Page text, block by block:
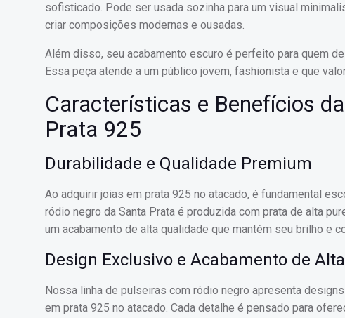
sofisticado. Pode ser usada sozinha para um visual
criar composições modernas e ousadas.
Além disso, seu acabamento escuro é perfeito para quem
Essa peça atende a um público jovem, fashionista e que
Características e Benefícios
Prata 925
Durabilidade e Qualidade Premium
Ao adquirir joias em prata 925 no atacado, é fundamental
ródio negro da Santa Prata é produzida com prata de alta
um acabamento de alta qualidade que mantém seu brilho e
Design Exclusivo e Acabamento de
Nossa linha de pulseiras com ródio negro apresenta
em prata 925 no atacado. Cada detalhe é pensado para